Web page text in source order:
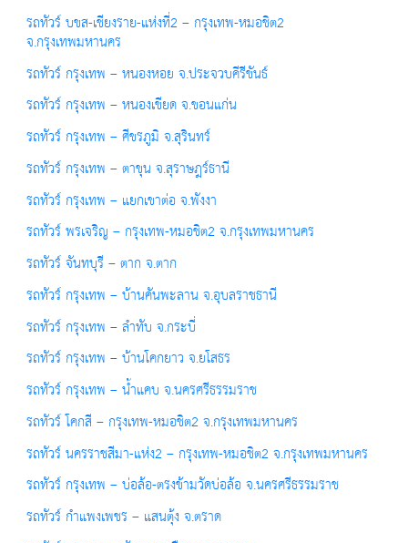
รถทัวร์ บขส-เชียงราย-แห่งที่2 – กรุงเทพ-หมอชิต2
จ.กรุงเทพมหานคร
รถทัวร์ กรุงเทพ – หนองหอย จ.ประจวบคีรีขันธ์
รถทัวร์ กรุงเทพ – หนองเขียด จ.ขอนแก่น
รถทัวร์ กรุงเทพ – ศีขรภูมิ จ.สุรินทร์
รถทัวร์ กรุงเทพ – ตาขุน จ.สุราษฎร์ธานี
รถทัวร์ กรุงเทพ – แยกเขาต่อ จ.พังงา
รถทัวร์ พรเจริญ – กรุงเทพ-หมอชิต2 จ.กรุงเทพมหานคร
รถทัวร์ จันทบุรี – ตาก จ.ตาก
รถทัวร์ กรุงเทพ – บ้านคันพะลาน จ.อุบลราชธานี
รถทัวร์ กรุงเทพ – ลำทับ จ.กระบี่
รถทัวร์ กรุงเทพ – บ้านโคกยาว จ.ยโสธร
รถทัวร์ กรุงเทพ – น้ำแคบ จ.นครศรีธรรมราช
รถทัวร์ โคกสี – กรุงเทพ-หมอชิต2 จ.กรุงเทพมหานคร
รถทัวร์ นครราชสีมา-แห่ง2 – กรุงเทพ-หมอชิต2 จ.กรุงเทพมหานคร
รถทัวร์ กรุงเทพ – บ่อล้อ-ตรงข้ามวัดบ่อล้อ จ.นครศรีธรรมราช
รถทัวร์ กำแพงเพชร – แสนตุ้ง จ.ตราด